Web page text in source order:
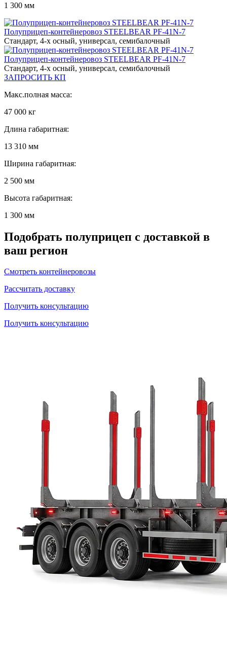
1 300 мм
Полуприцеп-контейнеровоз STEELBEAR PF-41N-7
Стандарт, 4-х осный, универсал, семибалочный
Полуприцеп-контейнеровоз STEELBEAR PF-41N-7
Стандарт, 4-х осный, универсал, семибалочный
ЗАПРОСИТЬ КП
Макс.полная масса:
47 000 кг
Длина габаритная:
13 310 мм
Ширина габаритная:
2 500 мм
Высота габаритная:
1 300 мм
Подобрать полуприцеп с доставкой в
ваш регион
Смотреть контейнеровозы
Рассчитать доставку
Получить консультацию
Получить консультацию